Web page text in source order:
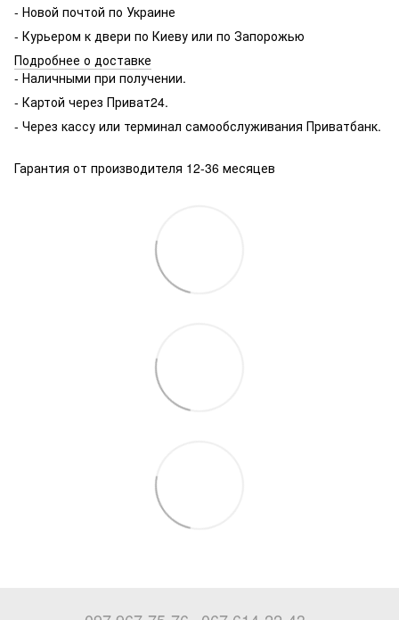
- Новой почтой по Украине
- Курьером к двери по Киеву или по Запорожью
Подробнее о доставке
- Наличными при получении.
- Картой через Приват24.
- Через кассу или терминал самообслуживания Приватбанк.
Гарантия от производителя 12-36 месяцев